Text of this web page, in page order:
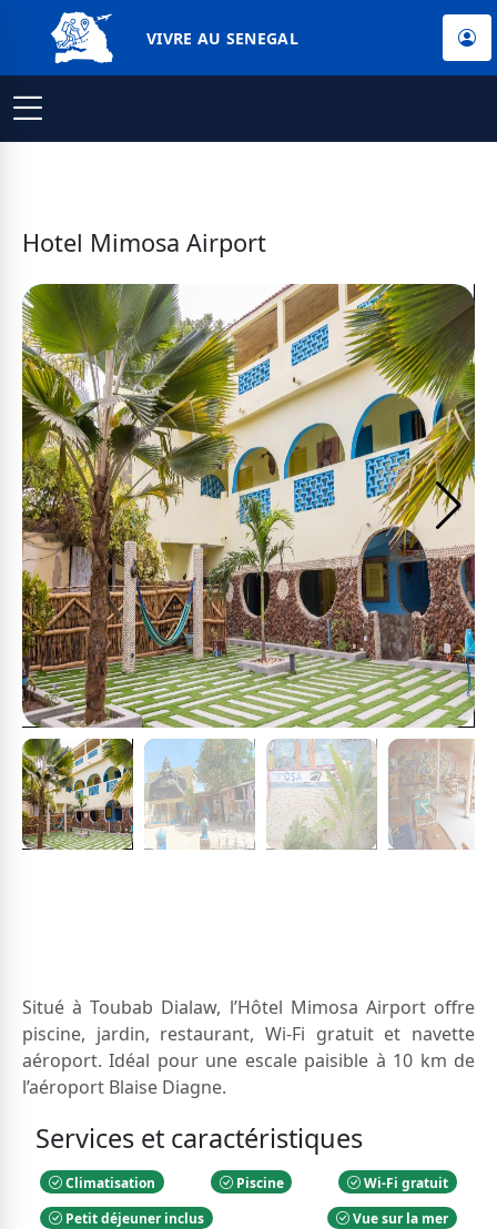
VIVRE AU SENEGAL
Hotel Mimosa Airport
Situé à Toubab Dialaw, l’Hôtel Mimosa Airport offre
piscine, jardin, restaurant, Wi-Fi gratuit et navette
aéroport. Idéal pour une escale paisible à 10 km de
l’aéroport Blaise Diagne.
Services et caractéristiques
Climatisation Piscine
Wi-Fi gratuit
Petit déjeuner inclus
Vue sur la mer